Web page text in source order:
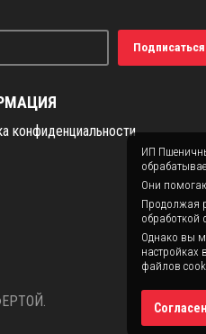
Подписаться
конфиденциальности
ИП
Они
Продолжая
обработкой
Однако вы
настройках
файлов
Согласен